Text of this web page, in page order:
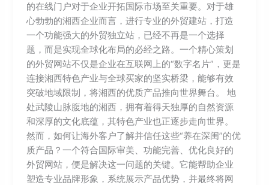
的在线门户对于企业开拓国际市场至关重要。对于雄
心勃勃的湘西企业而言，进行专业的外贸建站，打造
一个功能强大的外贸独立站，已经不再是一个选择
题，而是实现全球化布局的必经之路。一个精心策划
的外贸网站不仅是企业在互联网上的“数字名片”，更是
连接湘西特色产业与全球买家的坚实桥梁，能够有效
突破地域限制，将湘西的优质产品推向世界舞台。 地
处武陵山脉腹地的湘西，拥有着得天独厚的自然资源
和深厚的文化底蕴，其特色产业也正逐步走向世界。
然而，如何让海外客户了解并信任这些“养在深闺”的优
质产品？一个符合国际审美、功能完善、优化良好的
外贸网站，便是解决这一问题的关键。它能帮助企业
塑造专业品牌形象，系统展示产品优势，并最终将网